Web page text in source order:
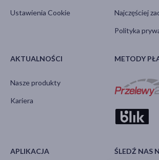
Ustawienia Cookie Najczęściej
Polityka
AKTUALNOŚCI
Nasze produkty
Kariera
METODY
APLIKACJA ŚLEDŹ NAS